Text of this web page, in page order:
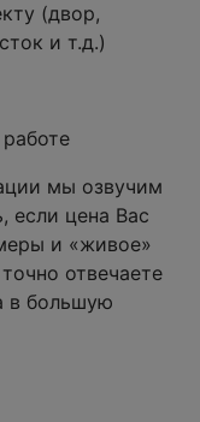
(двор,
и т.д.)
мы озвучим
если цена Вас
и «живое»
отвечаете
в большую